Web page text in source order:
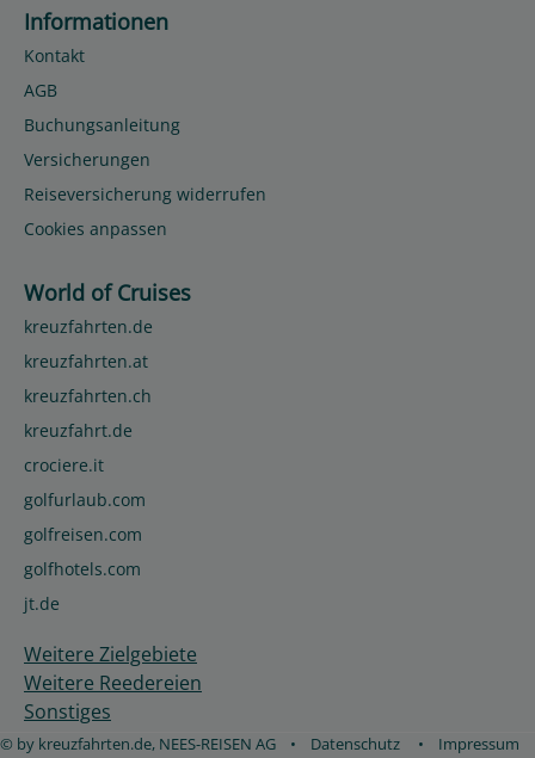
Informationen
Kontakt
AGB
Buchungsanleitung
Versicherungen
Reiseversicherung widerrufen
Cookies anpassen
World of Cruises
kreuzfahrten.de
kreuzfahrten.at
kreuzfahrten.ch
kreuzfahrt.de
crociere.it
golfurlaub.com
golfreisen.com
golfhotels.com
jt.de
Weitere Zielgebiete
Weitere Reedereien
Sonstiges
© by kreuzfahrten.de, NEES-REISEN AG • Datenschutz • Impressum